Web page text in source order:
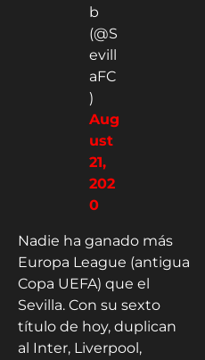
b
(@S
evill
aFC
)
Aug
ust
21,
202
0
Nadie ha ganado más
Europa League (antigua
Copa UEFA) que el
Sevilla. Con su sexto
título de hoy, duplican
al Inter, Liverpool,